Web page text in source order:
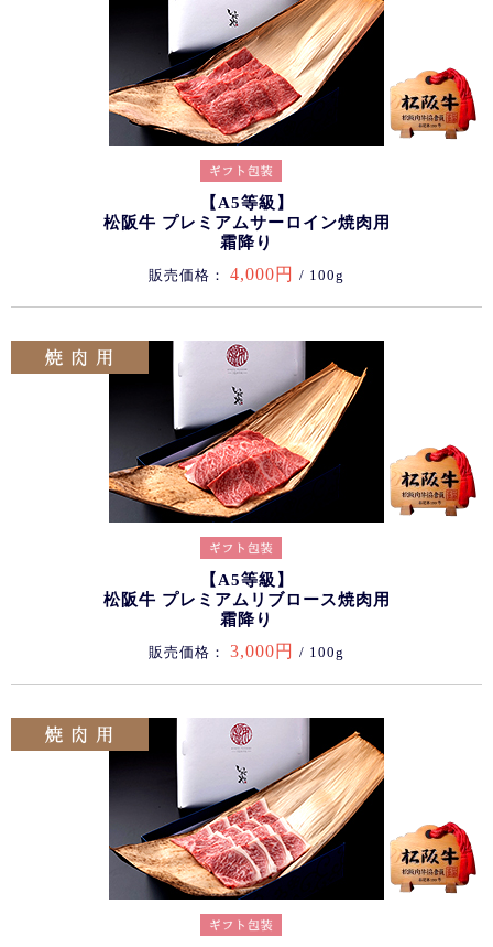
【A5等級】
松阪牛 プレミアムサーロイン焼肉用
霜降り
販売価格： 4,000円 / 100g
【A5等級】
松阪牛 プレミアムリブロース焼肉用
霜降り
販売価格： 3,000円 / 100g